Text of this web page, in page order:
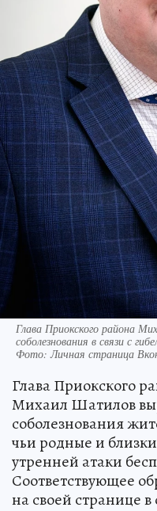
Глава Приокского района
соболезнования в связи с
Фото:Личная страница
Глава Приокского
Михаил Шатилов
соболезнования
чьи родные и
утренней атаки
Соответствующее
на своей странице в